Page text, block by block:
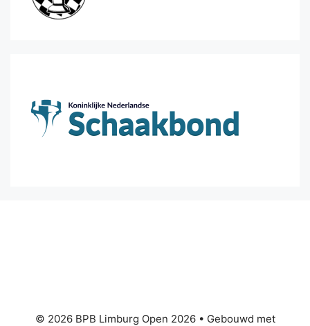
© 2026 BPB Limburg Open 2026• Gebouwd met